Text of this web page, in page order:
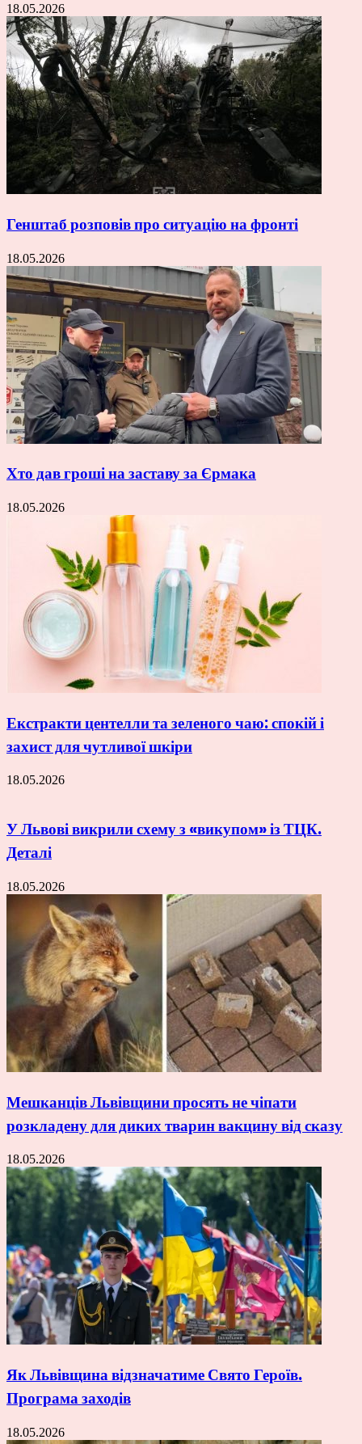
18.05.2026
Генштаб розповів про ситуацію на фронті
18.05.2026
Хто дав гроші на заставу за Єрмака
18.05.2026
Екстракти центелли та зеленого чаю: спокій і
захист для чутливої шкіри
18.05.2026
У Львові викрили схему з «викупом» із ТЦК.
Деталі
18.05.2026
Мешканців Львівщини просять не чіпати
розкладену для диких тварин вакцину від сказу
18.05.2026
Як Львівщина відзначатиме Свято Героїв.
Програма заходів
18.05.2026